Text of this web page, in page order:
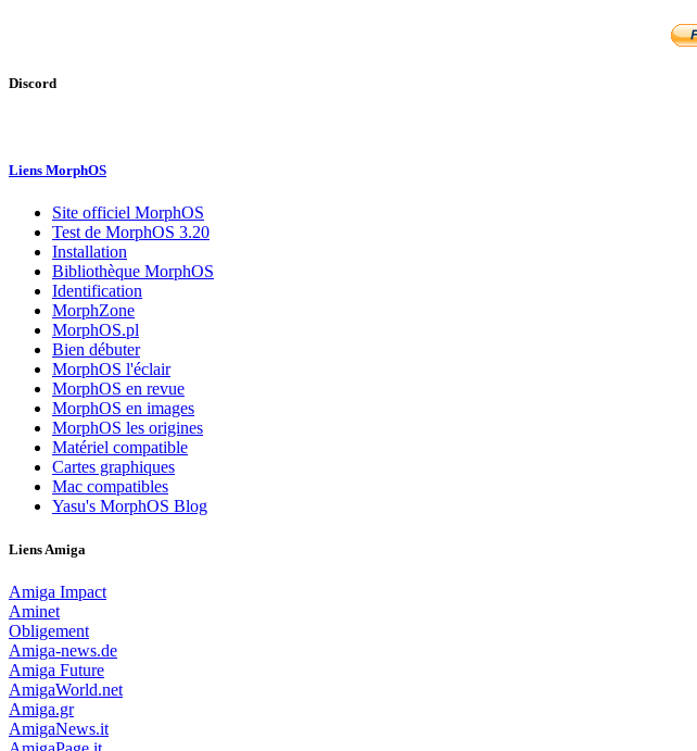
Discord
Liens MorphOS
Site officiel MorphOS
Test de MorphOS 3.20
Installation
Bibliothèque MorphOS
Identification
MorphZone
MorphOS.pl
Bien débuter
MorphOS l'éclair
MorphOS en revue
MorphOS en images
MorphOS les origines
Matériel compatible
Cartes graphiques
Mac compatibles
Yasu's MorphOS Blog
Liens Amiga
Amiga Impact
Aminet
Obligement
Amiga-news.de
Amiga Future
AmigaWorld.net
Amiga.gr
AmigaNews.it